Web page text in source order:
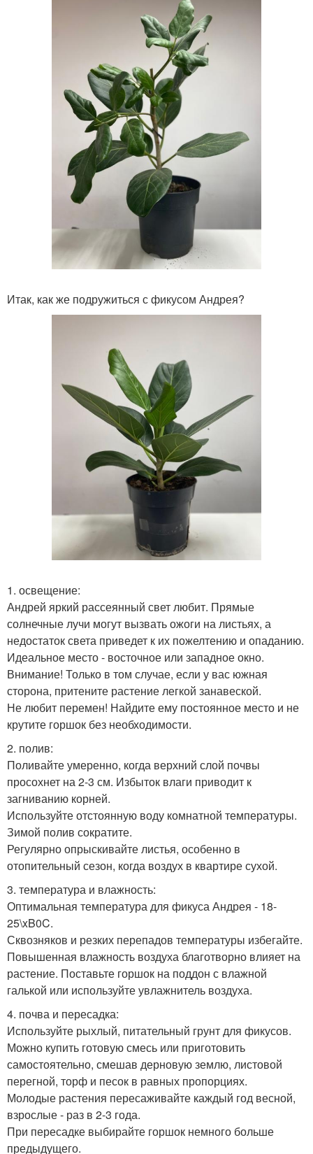
Итак, как же подружиться с фикусом Андрея?
1. освещение:
Андрей яркий рассеянный свет любит. Прямые
солнечные лучи могут вызвать ожоги на листьях, а
недостаток света приведет к их пожелтению и опаданию.
Идеальное место - восточное или западное окно.
Внимание! Только в том случае, если у вас южная
сторона, притените растение легкой занавеской.
Не любит перемен! Найдите ему постоянное место и не
крутите горшок без необходимости.
2. полив:
Поливайте умеренно, когда верхний слой почвы
просохнет на 2-3 см. Избыток влаги приводит к
загниванию корней.
Используйте отстоянную воду комнатной температуры.
Зимой полив сократите.
Регулярно опрыскивайте листья, особенно в
отопительный сезон, когда воздух в квартире сухой.
3. температура и влажность:
Оптимальная температура для фикуса Андрея - 18-
25\xB0C.
Сквозняков и резких перепадов температуры избегайте.
Повышенная влажность воздуха благотворно влияет на
растение. Поставьте горшок на поддон с влажной
галькой или используйте увлажнитель воздуха.
4. почва и пересадка:
Используйте рыхлый, питательный грунт для фикусов.
Можно купить готовую смесь или приготовить
самостоятельно, смешав дерновую землю, листовой
перегной, торф и песок в равных пропорциях.
Молодые растения пересаживайте каждый год весной,
взрослые - раз в 2-3 года.
При пересадке выбирайте горшок немного больше
предыдущего.